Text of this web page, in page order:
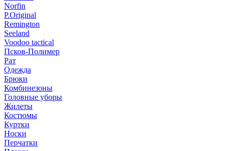
Norfin
P.Original
Remington
Seeland
Voodoo tactical
Псков-Полимер
Рат
Одежда
Брюки
Комбинезоны
Головные уборы
Жилеты
Костюмы
Куртки
Носки
Перчатки